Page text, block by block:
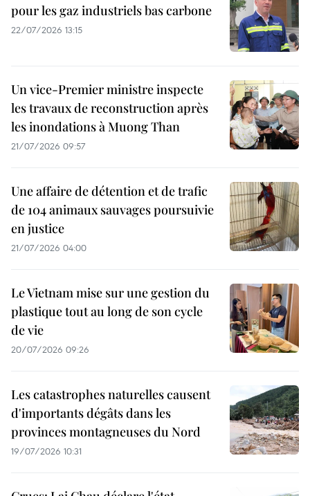
pour les gaz industriels bas carbone
22/07/2026 13:15
Un vice-Premier ministre inspecte
les travaux de reconstruction après
les inondations à Muong Than
21/07/2026 09:57
Une affaire de détention et de trafic
de 104 animaux sauvages poursuivie
en justice
21/07/2026 04:00
Le Vietnam mise sur une gestion du
plastique tout au long de son cycle
de vie
20/07/2026 09:26
Les catastrophes naturelles causent
d'importants dégâts dans les
provinces montagneuses du Nord
19/07/2026 10:31